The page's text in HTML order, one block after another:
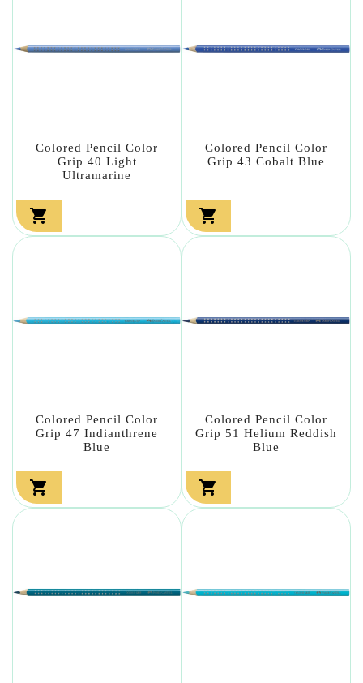
Colored Pencil Color
Grip 40 Light
Ultramarine

Colored Pencil Color
Grip 43 Cobalt Blue

Colored Pencil Color
Grip 47 Indianthrene
Blue

Colored Pencil Color
Grip 51 Helium Reddish
Blue
